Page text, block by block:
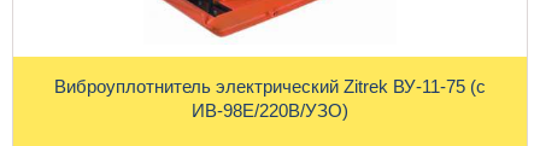
Виброуплотнитель электрический Zitrek ВУ-11-75 (с
ИВ-98Е/220В/УЗО)